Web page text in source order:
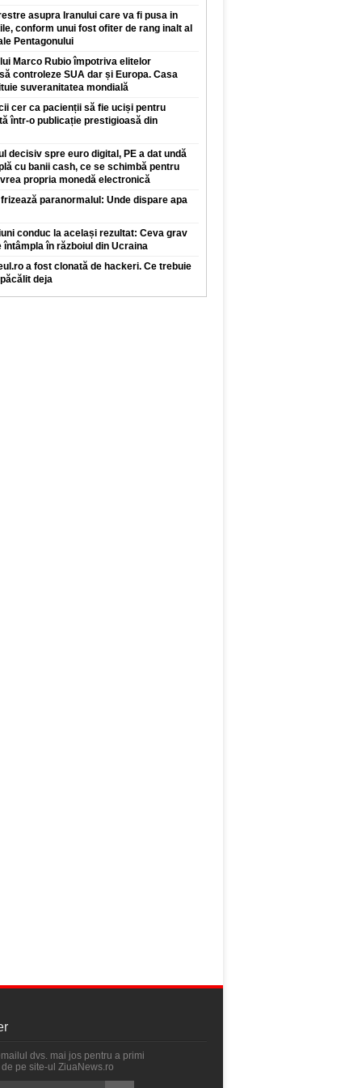
asupra Iranului care va fi pusa in
conform unui fost ofiter de rang inalt al
Pentagonului
Marco Rubio împotriva elitelor
controleze SUA dar și Europa. Casa
suveranitatea mondială
cer ca pacienții să fie uciși pentru
într-o publicație prestigioasă din
decisiv spre euro digital, PE a dat undă
cu banii cash, ce se schimbă pentru
propria monedă electronică
paranormalul: Unde dispare apa
conduc la același rezultat: Ceva grav
întâmpla în războiul din Ucraina
a fost clonată de hackeri. Ce trebuie
deja
dvs. mai jos pentru a primi
pe site-ul ZiuaNews.ro